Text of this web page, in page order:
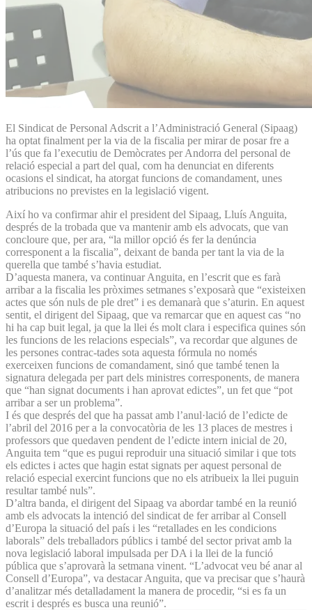
El Sindicat de Personal Adscrit a l’Administració General (Sipaag)
ha optat finalment per la via de la fiscalia per mirar de posar fre a
l’ús que fa l’executiu de Demòcrates per Andorra del personal de
relació especial a part del qual, com ha denunciat en diferents
ocasions el sindicat, ha atorgat funcions de comandament, unes
atribucions no previstes en la legislació vigent.
Així ho va confirmar ahir el president del Sipaag, Lluís Anguita,
després de la trobada que va mantenir amb els advocats, que van
concloure que, per ara, “la millor opció és fer la denúncia
corresponent a la fiscalia”, deixant de banda per tant la via de la
querella que també s’havia estudiat.
D’aquesta manera, va continuar Anguita, en l’escrit que es farà
arribar a la fiscalia les pròximes setmanes s’exposarà que “existeixen
actes que són nuls de ple dret” i es demanarà que s’aturin. En aquest
sentit, el dirigent del Sipaag, que va remarcar que en aquest cas “no
hi ha cap buit legal, ja que la llei és molt clara i especifica quines són
les funcions de les relacions especials”, va recordar que algunes de
les persones contrac-tades sota aquesta fórmula no només
exerceixen funcions de comandament, sinó que també tenen la
signatura delegada per part dels ministres corresponents, de manera
que “han signat documents i han aprovat edictes”, un fet que “pot
arribar a ser un problema”.
I és que després del que ha passat amb l’anul·lació de l’edicte de
l’abril del 2016 per a la convocatòria de les 13 places de mestres i
professors que quedaven pendent de l’edicte intern inicial de 20,
Anguita tem “que es pugui reproduir una situació similar i que tots
els edictes i actes que hagin estat signats per aquest personal de
relació especial exercint funcions que no els atribueix la llei puguin
resultar també nuls”.
D’altra banda, el dirigent del Sipaag va abordar també en la reunió
amb els advocats la intenció del sindicat de fer arribar al Consell
d’Europa la situació del país i les “retallades en les condicions
laborals” dels treballadors públics i també del sector privat amb la
nova legislació laboral impulsada per DA i la llei de la funció
pública que s’aprovarà la setmana vinent. “L’advocat veu bé anar al
Consell d’Europa”, va destacar Anguita, que va precisar que s’haurà
d’analitzar més detalladament la manera de procedir, “si es fa un
escrit i després es busca una reunió”.